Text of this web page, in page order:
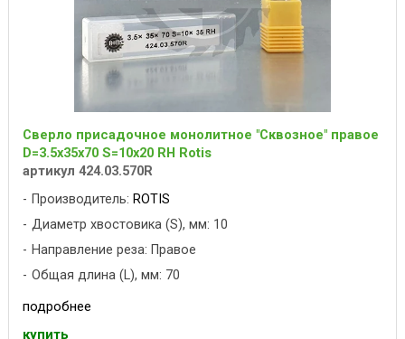
Сверло присадочное монолитное "Сквозное" правое
D=3.5x35x70 S=10x20 RH Rotis
артикул 424.03.570R
Производитель: ROTIS
Диаметр хвостовика (S), мм: 10
Направление реза: Правое
Общая длина (L), мм: 70
подробнее
купить